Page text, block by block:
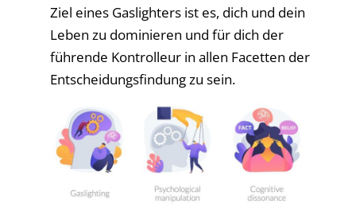
Ziel eines Gaslighters ist es, dich und dein
Leben zu dominieren und für dich der
führende Kontrolleur in allen Facetten der
Entscheidungsfindung zu sein.